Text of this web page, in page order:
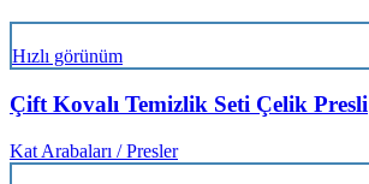
Hızlı görünüm
Çift Kovalı Temizlik Seti Çelik Presli
Kat Arabaları / Presler